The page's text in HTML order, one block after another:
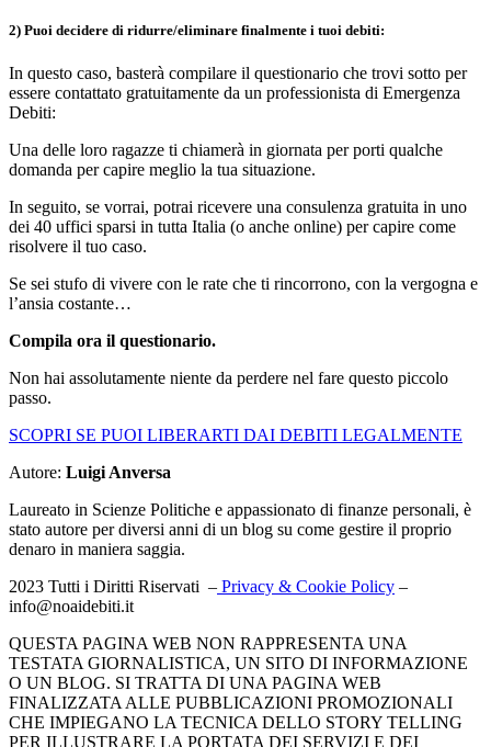
2) Puoi decidere di ridurre/eliminare finalmente i tuoi debiti:
In questo caso, basterà compilare il questionario che trovi sotto per
essere contattato gratuitamente da un professionista di Emergenza
Debiti:
Una delle loro ragazze ti chiamerà in giornata per porti qualche
domanda per capire meglio la tua situazione.
In seguito, se vorrai, potrai ricevere una consulenza gratuita in uno
dei 40 uffici sparsi in tutta Italia (o anche online) per capire come
risolvere il tuo caso.
Se sei stufo di vivere con le rate che ti rincorrono, con la vergogna e
l’ansia costante…
Compila ora il questionario.
Non hai assolutamente niente da perdere nel fare questo piccolo
passo.
SCOPRI SE PUOI LIBERARTI DAI DEBITI LEGALMENTE
Autore: Luigi Anversa
Laureato in Scienze Politiche e appassionato di finanze personali, è
stato autore per diversi anni di un blog su come gestire il proprio
denaro in maniera saggia.
2023 Tutti i Diritti Riservati – Privacy & Cookie Policy –
info@noaidebiti.it
QUESTA PAGINA WEB NON RAPPRESENTA UNA
TESTATA GIORNALISTICA, UN SITO DI INFORMAZIONE
O UN BLOG. SI TRATTA DI UNA PAGINA WEB
FINALIZZATA ALLE PUBBLICAZIONI PROMOZIONALI
CHE IMPIEGANO LA TECNICA DELLO STORY TELLING
PER ILLUSTRARE LA PORTATA DEI SERVIZI E DEI